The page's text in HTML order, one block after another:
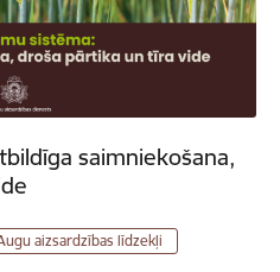
saimniekošana,
aizsardzības līdzekļi